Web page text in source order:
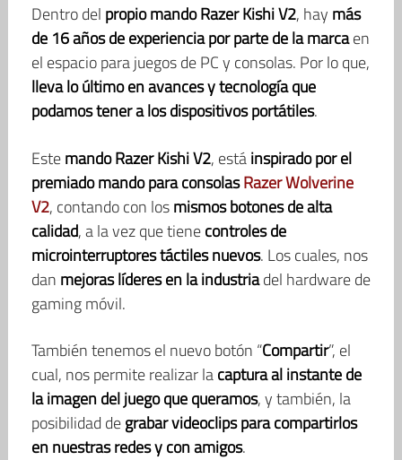
Dentro del propio mando Razer Kishi V2, hay más
de 16 años de experiencia por parte de la marcaen
el espacio para juegos de PC y consolas. Por lo que,
lleva lo último en avances y tecnología que
podamos tener a los dispositivos portátiles.
Estemando Razer Kishi V2, estáinspirado por el
premiado mando para consolasRazer Wolverine
V2, contando con losmismos botones de alta
calidad, a la vez que tienecontroles de
microinterruptores táctiles nuevos. Los cuales, nos
dan mejoras líderes en la industriadel hardware de
gaming móvil.
También tenemos el nuevo botón “Compartir”, el
cual, nos permite realizar lacaptura al instante de
la imagen del juego que queramos, y también, la
posibilidad degrabar videoclips para compartirlos
en nuestras redes y con amigos.